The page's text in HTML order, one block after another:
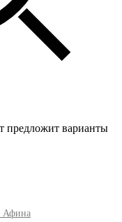
предложит варианты
Афина